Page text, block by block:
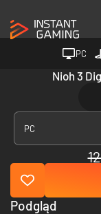
PC
Nioh 3
PC
Podgląd